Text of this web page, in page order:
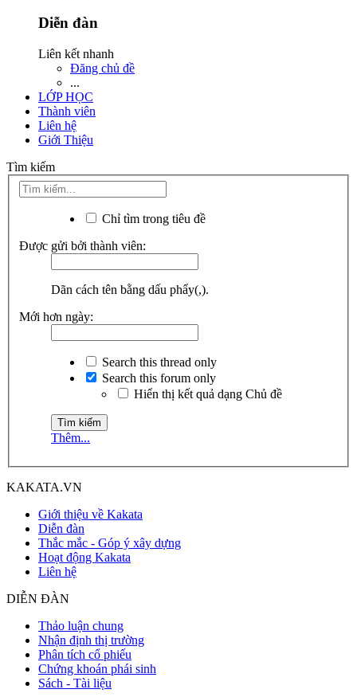
Diễn đàn
Liên kết nhanh
Đăng chủ đề
...
LỚP HỌC
Thành viên
Liên hệ
Giới Thiệu
Tìm kiếm
Chỉ tìm trong tiêu đề
Được gửi bởi thành viên:
Dãn cách tên bằng dấu phẩy(,).
Mới hơn ngày:
Search this thread only
Search this forum only
Hiển thị kết quả dạng Chủ đề
Thêm...
KAKATA.VN
Giới thiệu về Kakata
Diễn đàn
Thắc mắc - Góp ý xây dựng
Hoạt động Kakata
Liên hệ
DIỄN ĐÀN
Thảo luận chung
Nhận định thị trường
Phân tích cổ phiếu
Chứng khoán phái sinh
Sách - Tài liệu